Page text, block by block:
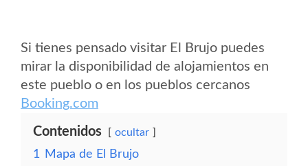
Si tienes pensado visitar El Brujo puedes
mirar la disponibilidad de alojamientos en
este pueblo o en los pueblos cercanos
Booking.com
Contenidos ocultar
1
Mapa de El Brujo